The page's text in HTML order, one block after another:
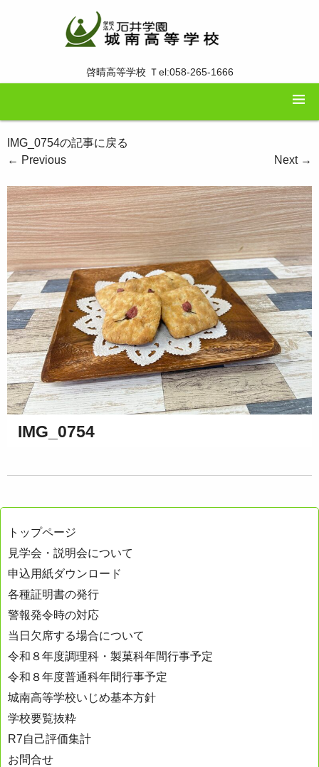
啓晴高等学校 Ｔel:058-265-1666
IMG_0754の記事に戻る
← Previous Next →
IMG_0754
トップページ
見学会・説明会について
申込用紙ダウンロード
各種証明書の発行
警報発令時の対応
当日欠席する場合について
令和８年度調理科・製菓科年間行事予定
令和８年度普通科年間行事予定
城南高等学校いじめ基本方針
学校要覧抜粋
R7自己評価集計
お問合せ